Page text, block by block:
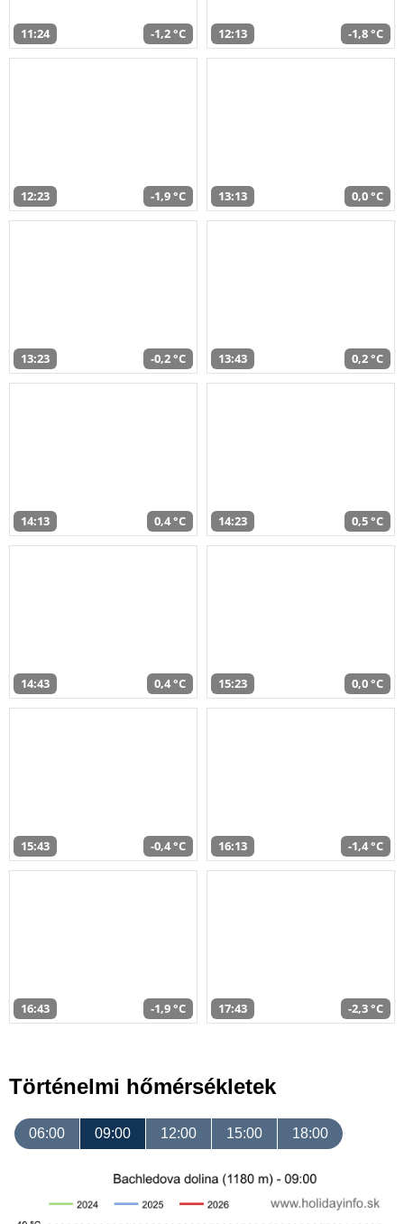
11:24 -1,2 °C 12:13 -1,8 °C
12:23 -1,9 °C 13:13 0,0 °C
13:23 -0,2 °C 13:43 0,2 °C
14:13 0,4 °C 14:23 0,5 °C
14:43 0,4 °C 15:23 0,0 °C
15:43 -0,4 °C 16:13 -1,4 °C
16:43 -1,9 °C 17:43 -2,3 °C
Történelmi hőmérsékletek
06:00 09:00 12:00 15:00 18:00